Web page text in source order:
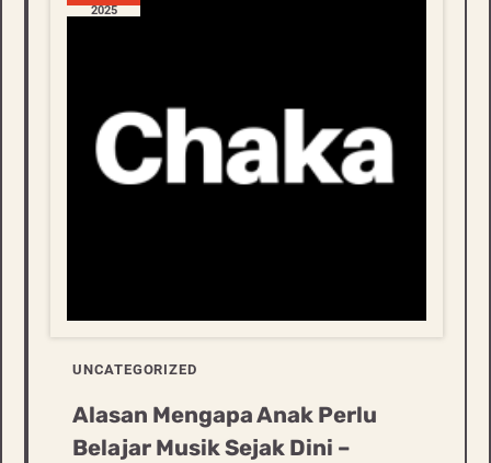
2025
UNCATEGORIZED
Alasan Mengapa Anak Perlu
Belajar Musik Sejak Dini –